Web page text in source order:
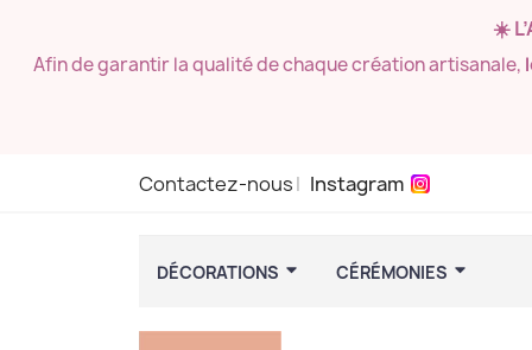
☀️
Afin de garantir la qualité de chaque création artisanale,
Contactez-nous Instagram
DÉCORATIONS CÉRÉMONIES